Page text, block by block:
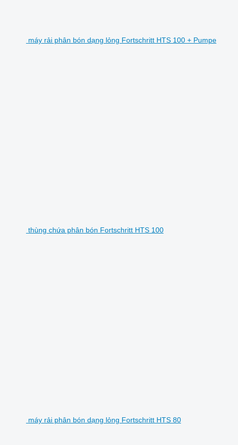
máy rải phân bón dạng lỏng Fortschritt HTS 100 + Pumpe
thùng chứa phân bón Fortschritt HTS 100
máy rải phân bón dạng lỏng Fortschritt HTS 80